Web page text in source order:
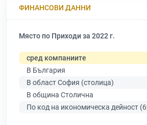
ФИНАНСОВИ ДАННИ
Място по Приходи за 2022 г.
сред компаниите
В България
В област София (столица)
В община Столична
По код на икономическа дейност